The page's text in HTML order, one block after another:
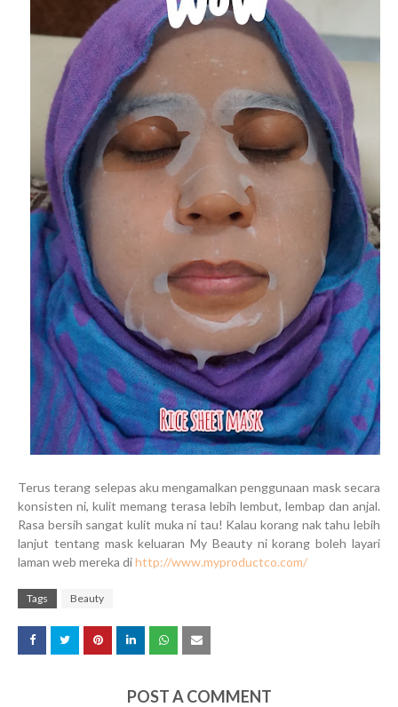
Terus terang selepas aku mengamalkan penggunaan mask secara
konsisten ni, kulit memang terasa lebih lembut, lembap dan anjal.
Rasa bersih sangat kulit muka ni tau! Kalau korang nak tahu lebih
lanjut tentang mask keluaran My Beauty ni korang boleh layari
laman web mereka dihttp://www.myproductco.com/
Tags Beauty
POST A COMMENT